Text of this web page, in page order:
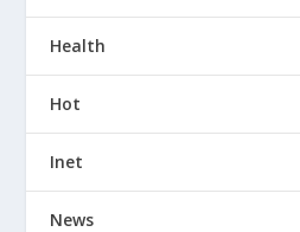
Health
Hot
Inet
News